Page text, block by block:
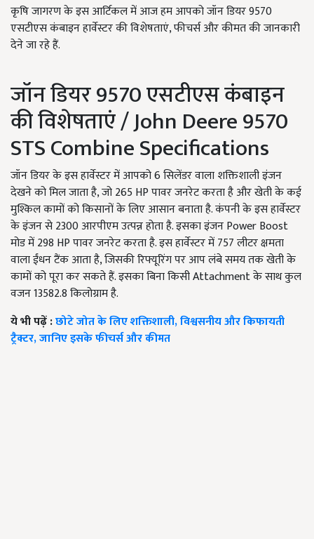
कृषि जागरण के इस आर्टिकल में आज हम आपको जॉन डियर 9570
एसटीएस कंबाइन हार्वेस्टर की विशेषताएं, फीचर्स और कीमत की जानकारी
देने जा रहे हैं.
जॉन डियर 9570 एसटीएस कंबाइन
की विशेषताएं / John Deere 9570
STS Combine Specifications
जॉन डियर के इस हार्वेस्टर में आपको 6 सिलेंडर वाला शक्तिशाली इंजन
देखने को मिल जाता है, जो 265 HP पावर जनरेट करता है और खेती के कई
मुश्किल कामों को किसानों के लिए आसान बनाता है. कंपनी के इस हार्वेस्टर
के इंजन से 2300 आरपीएम उत्पन्न होता है. इसका इंजन Power Boost
मोड में 298 HP पावर जनरेट करता है. इस हार्वेस्टर में 757 लीटर क्षमता
वाला ईंधन टैंक आता है, जिसकी रिफ्यूरिंग पर आप लंबे समय तक खेती के
कामों को पूरा कर सकते हैं. इसका बिना किसी Attachment के साथ कुल
वजन 13582.8 किलोग्राम है.
ये भी पढ़ें :छोटे जोत के लिए शक्तिशाली, विश्वसनीय और किफायती
ट्रैक्टर, जानिए इसके फीचर्स और कीमत